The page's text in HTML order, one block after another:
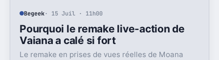
Begeek· 15 Juil · 11h00
Pourquoi le remake live-action de
Vaiana a calé si fort
Le remake en prises de vues réelles de Moana